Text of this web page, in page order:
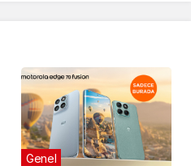
Genel